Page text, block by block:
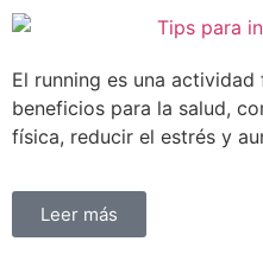
El running es una
beneficios para la salud,
física, reducir el estrés y
Leer más